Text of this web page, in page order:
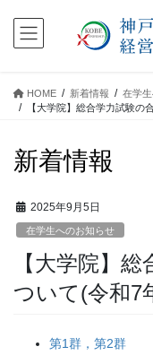
HOME 新着情報
在学
【大学院】総合学力試験の
新着情報
2025年9月5日
在学生へのお知らせ
【大学院】
ついて(令和7
第1群，第2群